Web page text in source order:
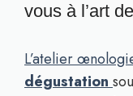
vous à l’art
L’atelier
dégustation